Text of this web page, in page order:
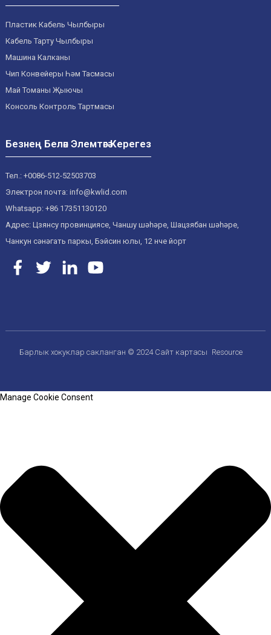
Пластик Кабель Чылбыры
Кабель Тарту Чылбыры
Машина Калканы
Чип Конвейеры Һәм Тасмасы
Май Томаны Җыючы
Консоль Контроль Тартмасы
Безнең Белән Элемтәгә Керегез
Тел.: +0086-512-52503703
Электрон почта: info@kwlid.com
Whatsapp: +86 17351130120
Адрес: Цзянсу провинциясе, Чаншу шәһәре, Шацзябан шәһәре,
Чанкун сәнәгать паркы, Бэйсин юлы, 12 нче йорт
Барлык хокуклар сакланган © 2024 Сайт картасы Resource
Manage Cookie Consent